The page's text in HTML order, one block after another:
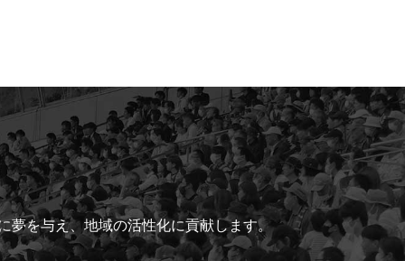
夢を与え、地域の活性化に貢献します。